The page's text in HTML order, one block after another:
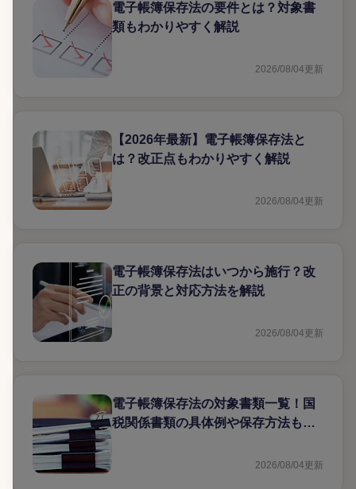
電子帳簿保存法の要件とは？対象書
類もわかりやすく解説
2026/08/04更新
【2026年最新】電子帳簿保存法と
は？改正点もわかりやすく解説
2026/08/04更新
電子帳簿保存法はいつから施行？改
正の背景と対応方法を解説
2026/08/04更新
電子帳簿保存法の対象書類一覧！国
税関係書類の具体例や保存方法も解
2026/08/04更新